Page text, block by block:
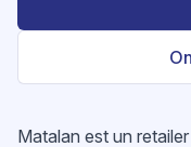
Matalan est un